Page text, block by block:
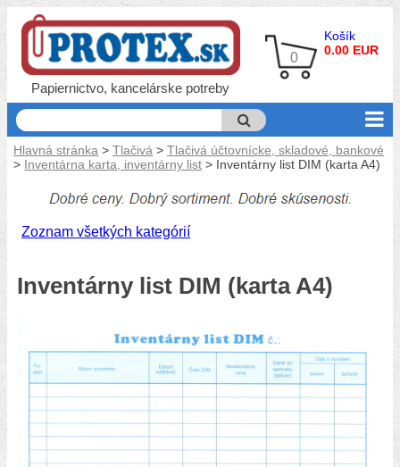
Papiernictvo, kancelárske potreby
Košík
0.00 EUR
0
Hlavná stránka >Tlačivá >Tlačivá účtovnícke, skladové, bankové
> Inventárna karta, inventárny list > Inventárny list DIM (karta A4)
Zoznam všetkých kategórií
Inventárny list DIM (karta A4)